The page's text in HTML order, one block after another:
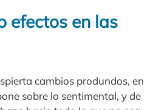
efectos en las
cambios produndos, en
sobre lo sentimental, y de